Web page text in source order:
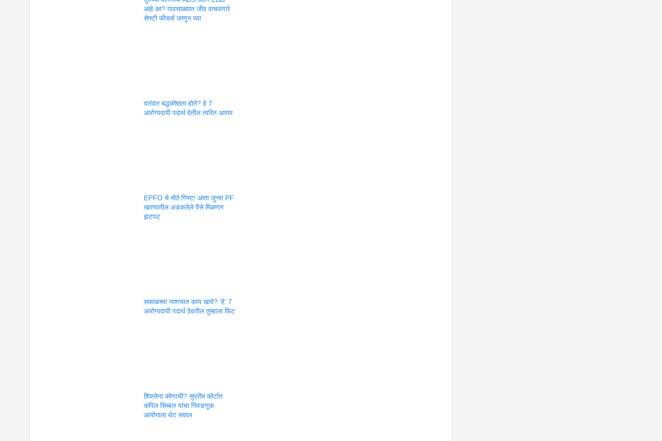
आहे का? पावसाळ्यात जीव वाचवणारे
सेफ्टी फीचर्स जाणून घ्या
वारंवार बद्धकोष्ठता होते? हे 7
आरोग्यदायी पदार्थ देतील त्वरित आराम
EPFO चे मोठे गिफ्ट! आता जुन्या PF
खात्यातील अडकलेले पैसे मिळणार
झटपट
सकाळच्या नाश्त्यात काय खावे? ‘हे’ 7
आरोग्यदायी पदार्थ ठेवतील तुम्हाला फिट
शिवसेना कोणाची? सुप्रीम कोर्टात
कपिल सिब्बल यांचा निवडणूक
आयोगाला थेट सवाल